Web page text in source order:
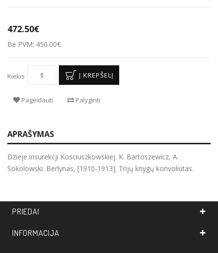
472.50€
Be PVM: 450.00€
Kiekis Į KREPŠELĮ
Pageidauti Palyginti
APRAŠYMAS
Dzieje insurekcji Kosciuszkowskiej. K. Bartoszewicz, A.
Sokolowski. Berlynas, [1910-1913]. Trijų knygų konvoliutas.
PRIEDAI
INFORMACIJA